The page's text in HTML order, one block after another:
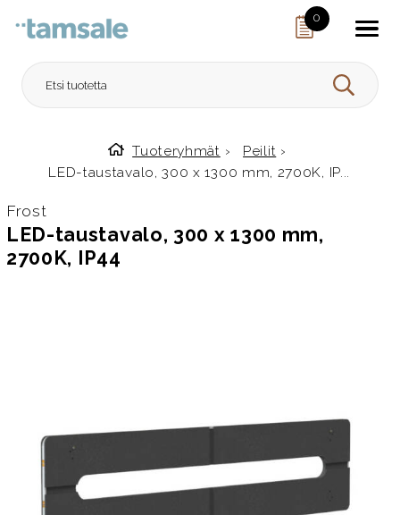
0
HAE
Etusivulle
Tuoteryhmät › Peilit ›
LED-taustavalo, 300 x 1300 mm, 2700K, IP...
Frost
LED-taustavalo, 300 x 1300 mm,
2700K, IP44